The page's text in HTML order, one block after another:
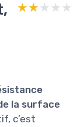
★★★★★
★★★★★
la surface
c’est